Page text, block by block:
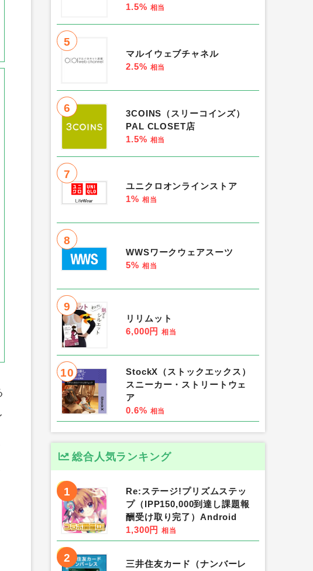
1.5% 相当
5
マルイウェブチャネル
2.5% 相当
6
3COINS（スリーコインズ）
PAL CLOSET店
1.5% 相当
7
ユニクロオンラインストア
1% 相当
8
WWSワークウェアスーツ
5% 相当
9
リリムット
6,000円 相当
10
StockX（ストックエックス）
スニーカー・ストリートウェ
ア
0.6% 相当
総合人気ランキング
1
Re:ステージ!プリズムステッ
プ（IPP150,000到達し課題報
酬受け取り完了）Android
1,300円 相当
2
三井住友カード（ナンバーレ